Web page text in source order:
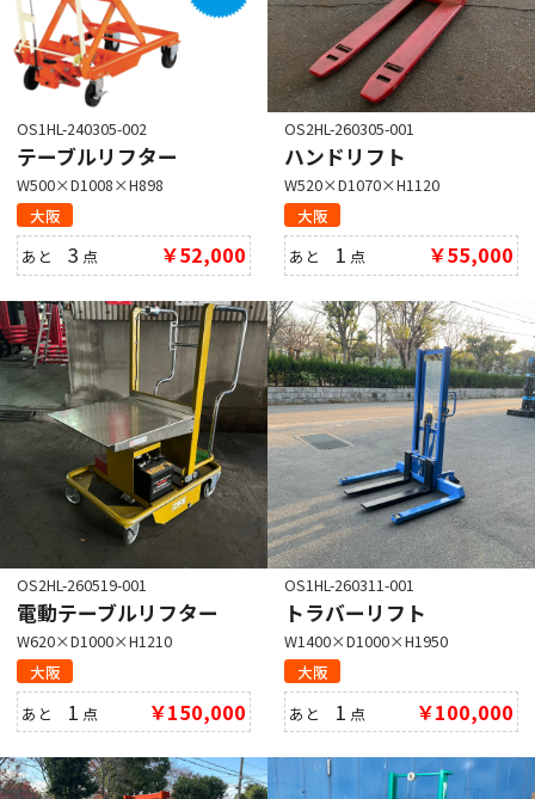
OS1HL-240305-002
テーブルリフター
W500×D1008×H898
大阪
あと3 点 ￥52,000
OS2HL-260305-001
ハンドリフト
W520×D1070×H1120
大阪
あと 1 点 ￥55,000
OS2HL-260519-001
電動テーブルリフター
W620×D1000×H1210
大阪
あと 1 点 ￥150,000
OS1HL-260311-001
トラバーリフト
W1400×D1000×H1950
大阪
あと 1 点 ￥100,000